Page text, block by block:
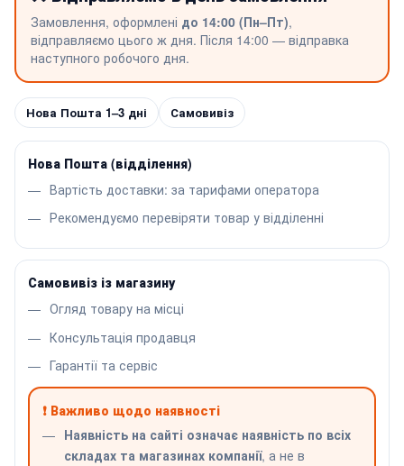
Замовлення, оформлені до 14:00 (Пн–Пт),
відправляємо цього ж дня. Після 14:00 — відправка
наступного робочого дня.
Нова Пошта 1–3 дні Самовивіз
Нова Пошта (відділення)
Вартість доставки: за тарифами оператора
Рекомендуємо перевіряти товар у відділенні
Самовивіз із магазину
Огляд товару на місці
Консультація продавця
Гарантії та сервіс
❗ Важливо щодо наявності
Наявність на сайті означає наявність по всіх
складах та магазинах компанії, а не в